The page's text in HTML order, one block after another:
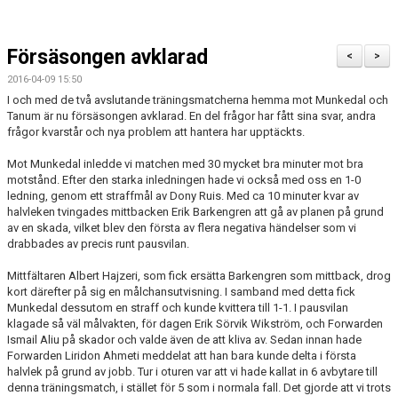
DOKUMENT
BILDGALLERI
MATCHER
VERKSAMHETSBERÄTTELSER
>
<
Försäsongen avklarad
2016-04-09 15:50
I och med de två avslutande träningsmatcherna hemma mot Munkedal och
Tanum är nu försäsongen avklarad. En del frågor har fått sina svar, andra
frågor kvarstår och nya problem att hantera har upptäckts.
Mot Munkedal inledde vi matchen med 30 mycket bra minuter mot bra
motstånd. Efter den starka inledningen hade vi också med oss en 1-0
ledning, genom ett straffmål av Dony Ruis. Med ca 10 minuter kvar av
halvleken tvingades mittbacken Erik Barkengren att gå av planen på grund
av en skada, vilket blev den första av flera negativa händelser som vi
drabbades av precis runt pausvilan.
Mittfältaren Albert Hajzeri, som fick ersätta Barkengren som mittback, drog
kort därefter på sig en målchansutvisning. I samband med detta fick
Munkedal dessutom en straff och kunde kvittera till 1-1. I pausvilan
klagade så väl målvakten, för dagen Erik Sörvik Wikström, och Forwarden
Ismail Aliu på skador och valde även de att kliva av. Sedan innan hade
Forwarden Liridon Ahmeti meddelat att han bara kunde delta i första
halvlek på grund av jobb. Tur i oturen var att vi hade kallat in 6 avbytare till
denna träningsmatch, i stället för 5 som i normala fall. Det gjorde att vi trots